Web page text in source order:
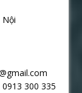
Nội
0913 300 335